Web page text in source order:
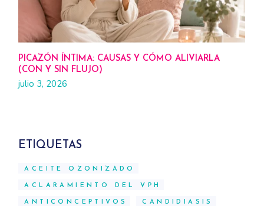
PICAZÓN ÍNTIMA: CAUSAS Y CÓMO ALIVIARLA
(CON Y SIN FLUJO)
julio 3, 2026
ETIQUETAS
ACEITE OZONIZADO
ACLARAMIENTO DEL VPH
ANTICONCEPTIVOS CANDIDIASIS